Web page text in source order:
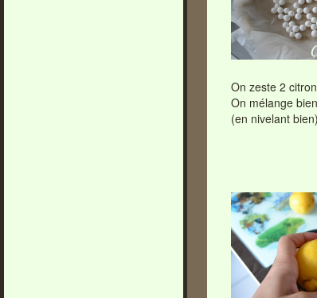
On zeste 2
On mélange
(en nivelant